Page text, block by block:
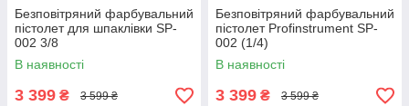
Безповітряний фарбувальний
пістолет для шпаклівки SP-
002 3/8
В наявності
3 399 ₴ 3 599 ₴
Безповітряний фарбувальний
пістолет Profinstrument SP-
002 (1/4)
В наявності
3 399 ₴ 3 599 ₴